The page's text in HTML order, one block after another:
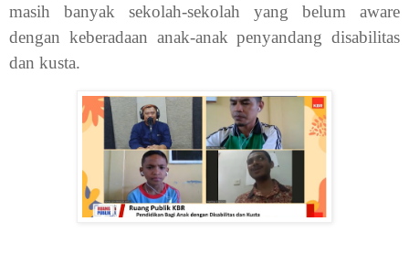
masih banyak sekolah-sekolah yang belum aware
dengan keberadaan anak-anak penyandang disabilitas
dan kusta.